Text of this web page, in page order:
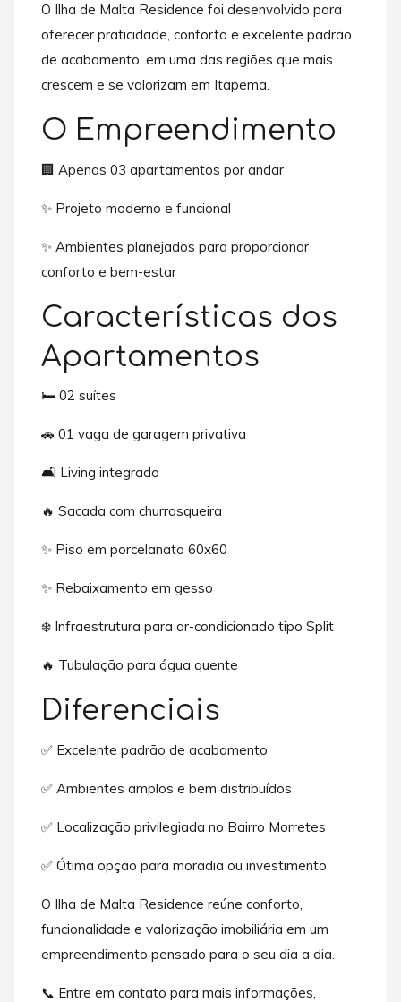
O Ilha de Malta Residence foi desenvolvido para
oferecer praticidade, conforto e excelente padrão
de acabamento, em uma das regiões que mais
crescem e se valorizam em Itapema.
O Empreendimento
🏢 Apenas 03 apartamentos por andar
✨ Projeto moderno e funcional
✨ Ambientes planejados para proporcionar
conforto e bem-estar
Características dos
Apartamentos
🛏️ 02 suítes
🚗 01 vaga de garagem privativa
🛋️ Living integrado
🔥 Sacada com churrasqueira
✨ Piso em porcelanato 60x60
✨ Rebaixamento em gesso
❄️ Infraestrutura para ar-condicionado tipo Split
🔥 Tubulação para água quente
Diferenciais
✅ Excelente padrão de acabamento
✅ Ambientes amplos e bem distribuídos
✅ Localização privilegiada no Bairro Morretes
✅ Ótima opção para moradia ou investimento
O Ilha de Malta Residence reúne conforto,
funcionalidade e valorização imobiliária em um
empreendimento pensado para o seu dia a dia.
📞 Entre em contato para mais informações,